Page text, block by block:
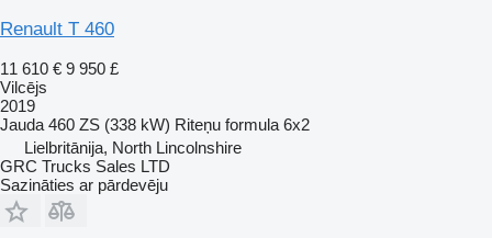
Renault T 460
11 610 € 9 950 £
Vilcējs
2019
Jauda 460 ZS (338 kW) Riteņu formula 6x2
Lielbritānija, North Lincolnshire
GRC Trucks Sales LTD
Sazināties ar pārdevēju